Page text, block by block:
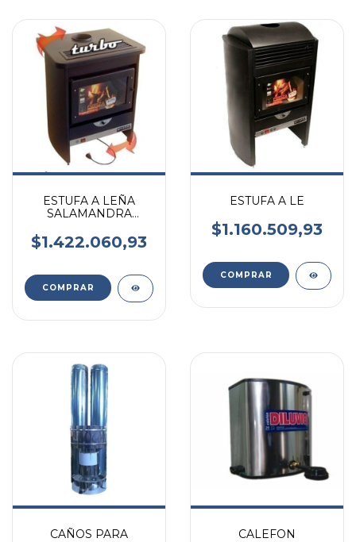
ESTUFA A LEÑA
SALAMANDRA
14000K HASTA 150M2
$1.422.060,93
COMPRAR
ESTUFA A LE
$1.160.509,93
CAÑOS PARA
CALEFON